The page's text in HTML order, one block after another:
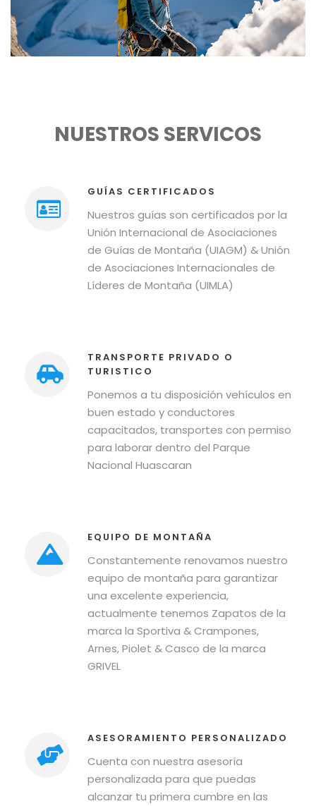
NUESTROS SERVICOS
GUÍAS CERTIFICADOS
Nuestros guías son certificados por la
Unión Internacional de Asociaciones
de Guías de Montaña (UIAGM) & Unión
de Asociaciones Internacionales de
Líderes de Montaña (UIMLA)
TRANSPORTE PRIVADO O
TURISTICO
Ponemos a tu disposición vehículos en
buen estado y conductores
capacitados, transportes con permiso
para laborar dentro del Parque
Nacional Huascaran
EQUIPO DE MONTAÑA
Constantemente renovamos nuestro
equipo de montaña para garantizar
una excelente experiencia,
actualmente tenemos Zapatos de la
marca la Sportiva & Crampones,
Arnes, Piolet & Casco de la marca
GRIVEL
ASESORAMIENTO PERSONALIZADO
Cuenta con nuestra asesoría
personalizada para que puedas
alcanzar tu primera cumbre en las